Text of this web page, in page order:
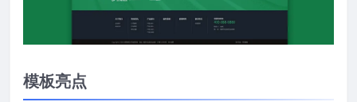
模板亮点